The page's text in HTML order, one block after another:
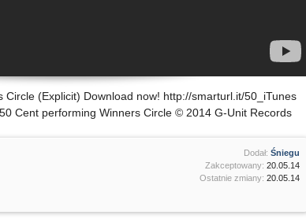
(Explicit) Download now! http://smarturl.it/50_iTunes
Cent performing Winners Circle © 2014 G-Unit Records
Dodał: Śniegu
Zakceptowany: 20.05.14
Ostatnie zmiany: 20.05.14